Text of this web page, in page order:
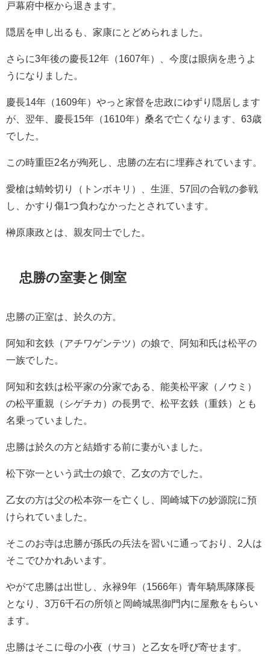
戸幕府中枢から退きます。
隠居を申し出るも、家康にとどめられました。
さらに3年後の慶長12年（1607年）、今度は眼病を患うよ
うになりました。
慶長14年（1609年）やっと家督を忠政にゆずり隠居します
が、翌年、慶長15年（1610年）桑名で亡くなります、63歳
でした。
この時重臣2名が殉死し、忠勝の左右に埋葬されています。
愛槍は蜻蛉切り（トンボキリ）、生涯、57回の合戦の参戦
し、かすり傷1つ負わなかったとされています。
榊原康政とは、親友同士でした。
忠勝の室妻と側室
忠勝の正室は、於久の方。
阿知和玄鉄（アチワゲンテツ）の娘で、阿知和氏は松平の
一族でした。
阿知和玄鉄は松平家の分家である、能美松平家（ノウミ）
の松平重親（シゲチカ）の長男で、松平玄鉄（重鉄）とも
名乗っていました。
忠勝は於久の方と結婚する前に妻がいました。
松下弥一という武士の娘で、乙女の方でした。
乙女の方は父の松本弥一を亡くし、岡崎城下の妙源院に預
けられていました。
そこのお寺は忠勝が孫氏の兵法を習いに通っており、2人は
そこでひかれあいます。
やがて忠勝は出世し、永禄9年（1566年）青年騎馬隊隊長
となり、3万6千石の所領と岡崎城黒御門内に屋敷をもらい
ます。
忠勝はそこに母の小夜（サヨ）と乙女を呼び寄せます。